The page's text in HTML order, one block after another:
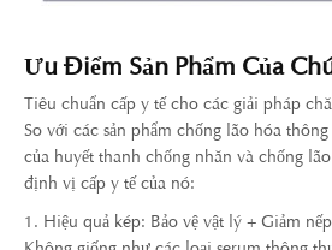
Ưu Điểm Sản Phẩm Của
Tiêu chuẩn cấp y tế cho các giải pháp
So với các sản phẩm chống lão hóa
của huyết thanh chống nhăn và chống
định vị cấp y tế của nó:
1. Hiệu quả kép: Bảo vệ vật lý + Giảm